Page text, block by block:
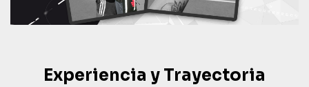
Experiencia y Trayectoria